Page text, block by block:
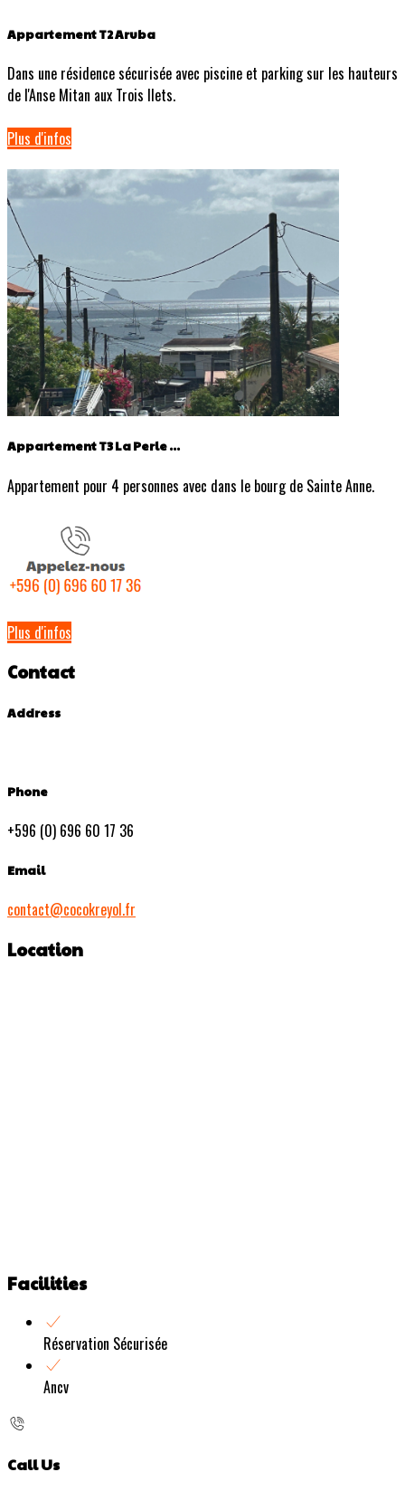
Appartement T2 Aruba
Dans une résidence sécurisée avec piscine et parking sur les hauteurs
de l'Anse Mitan aux Trois Ilets.
Plus d'infos
Appartement T3 La Perle ...
Appartement pour 4 personnes avec dans le bourg de Sainte Anne.
Plus d'infos
Contact
Address
Phone
+596 (0) 696 60 17 36
Email
contact@cocokreyol.fr
Location
Facilities
Réservation Sécurisée
Ancv
Call Us